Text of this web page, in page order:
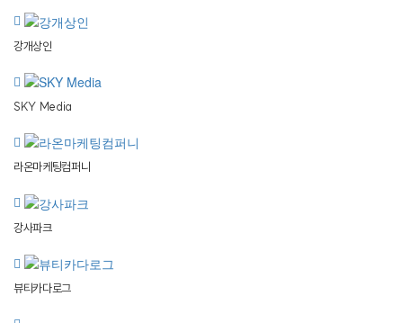
강개상인
SKY Media
라온마케팅컴퍼니
강사파크
뷰티카다로그